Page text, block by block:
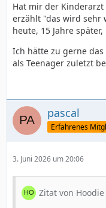
Hat mir der
erzählt "das wird sehr
heute, 15 Jahre
Ich hätte zu gerne das
als Teenager zuletzt
pascal
Erfahrenes
3. Juni 2026 um 20:06
Zitat von Hoodie